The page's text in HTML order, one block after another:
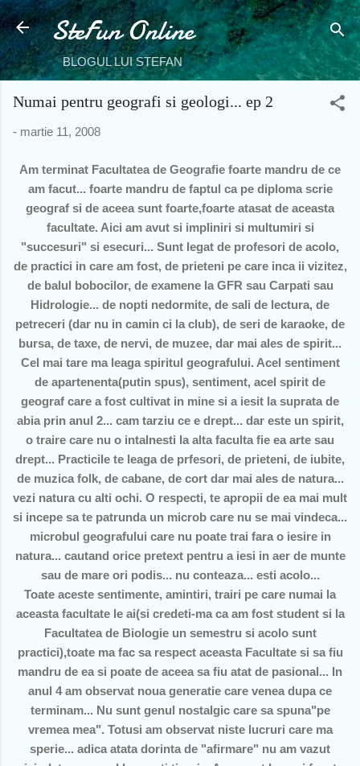
Treceți la conținutul principal
SteFun Online
BLOGUL LUI STEFAN
Numai pentru geografi si geologi... ep 2
- martie 11, 2008
Am terminat Facultatea de Geografie foarte mandru de ce
am facut... foarte mandru de faptul ca pe diploma scrie
geograf si de aceea sunt foarte,foarte atasat de aceasta
facultate. Aici am avut si impliniri si multumiri si
"succesuri" si esecuri... Sunt legat de profesori de acolo,
de practici in care am fost, de prieteni pe care inca ii vizitez,
de balul bobocilor, de examene la GFR sau Carpati sau
Hidrologie... de nopti nedormite, de sali de lectura, de
petreceri (dar nu in camin ci la club), de seri de karaoke, de
bursa, de taxe, de nervi, de muzee, dar mai ales de spirit...
Cel mai tare ma leaga spiritul geografului. Acel sentiment
de apartenenta(putin spus), sentiment, acel spirit de
geograf care a fost cultivat in mine si a iesit la suprata de
abia prin anul 2... cam tarziu ce e drept... dar este un spirit,
o traire care nu o intalnesti la alta faculta fie ea arte sau
drept... Practicile te leaga de prfesori, de prieteni, de iubite,
de muzica folk, de cabane, de cort dar mai ales de natura...
vezi natura cu alti ochi. O respecti, te apropii de ea mai mult
si incepe sa te patrunda un microb care nu se mai vindeca...
microbul geografului care nu poate trai fara o iesire in
natura... cautand orice pretext pentru a iesi in aer de munte
sau de mare ori podis... nu conteaza... esti acolo...
Toate aceste sentimente, amintiri, trairi pe care numai la
aceasta facultate le ai(si credeti-ma ca am fost student si la
Facultatea de Biologie un semestru si acolo sunt
practici),toate ma fac sa respect aceasta Facultate si sa fiu
mandru de ea si poate de aceea sa fiu atat de pasional... In
anul 4 am observat noua generatie care venea dupa ce
terminam... Nu sunt genul nostalgic care sa spuna"pe
vremea mea". Totusi am observat niste lucruri care ma
sperie... adica atata dorinta de "afirmare" nu am vazut